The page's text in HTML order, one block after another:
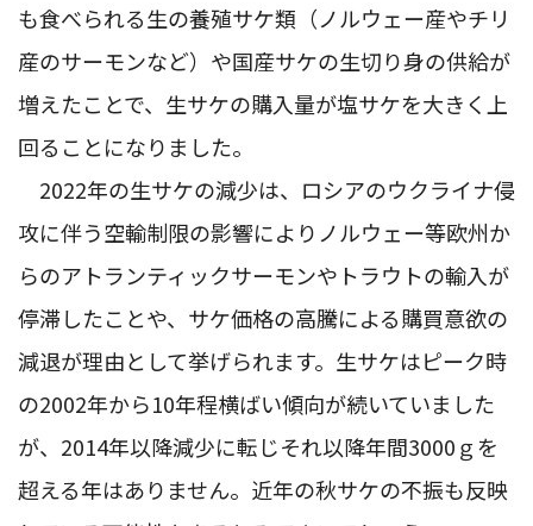
も食べられる生の養殖サケ類（ノルウェー産やチリ
産のサーモンなど）や国産サケの生切り身の供給が
増えたことで、生サケの購入量が塩サケを大きく上
回ることになりました。
2022年の生サケの減少は、ロシアのウクライナ侵
攻に伴う空輸制限の影響によりノルウェー等欧州か
らのアトランティックサーモンやトラウトの輸入が
停滞したことや、サケ価格の高騰による購買意欲の
減退が理由として挙げられます。生サケはピーク時
の2002年から10年程横ばい傾向が続いていました
が、2014年以降減少に転じそれ以降年間3000ｇを
超える年はありません。近年の秋サケの不振も反映